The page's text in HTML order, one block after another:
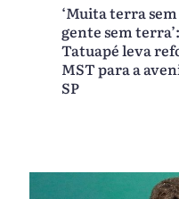
‘Muita terra
gente sem
Tatuapé leva
MST para a
SP